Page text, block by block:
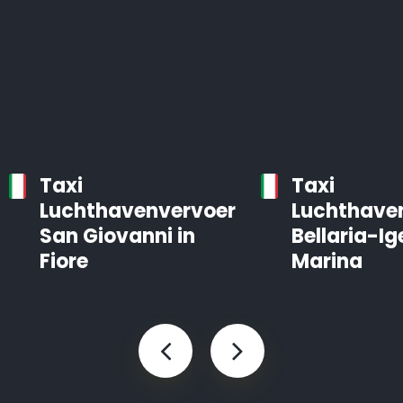
Taxi
Luchthavenvervoer
San Giovanni in
Fiore
Taxi
Bellaria-
Marina